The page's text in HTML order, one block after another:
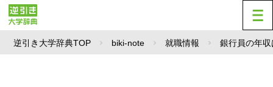
逆引き大学辞典TOP biki-note 就職情報 銀行員の年